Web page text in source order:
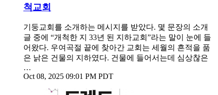
척교회
기둥교회를 소개하는 메시지를 받았다. 몇 문장의 소개
글 중에 “개척한 지 33년 된 지하교회”라는 말이 눈에 들
어왔다. 우여곡절 끝에 찾아간 교회는 세월의 흔적을 품
은 낡은 건물의 지하였다. 건물에 들어서는데 심상찮은
…
Oct 08, 2025 09:01 PM PDT